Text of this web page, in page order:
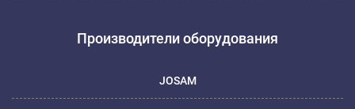
Производители оборудования
JOSAM